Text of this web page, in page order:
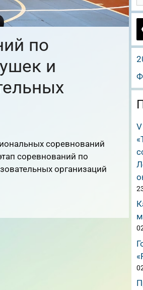
по
и
соревнований
соревнований по
организаций